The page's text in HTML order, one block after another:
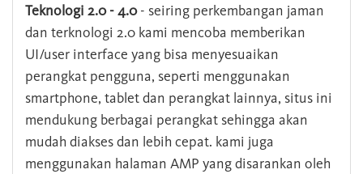
Teknologi 2.0 - 4.0- seiring perkembangan jaman
dan terknologi 2.0 kami mencoba memberikan
UI/user interface yang bisa menyesuaikan
perangkat pengguna, seperti menggunakan
smartphone, tablet dan perangkat lainnya, situs ini
mendukung berbagai perangkat sehingga akan
mudah diakses dan lebih cepat. kami juga
menggunakan halaman AMP yang disarankan oleh